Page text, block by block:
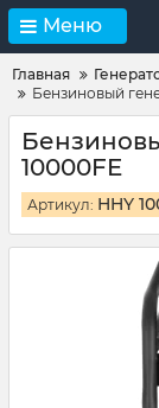
Меню
Главная
Бензиновый
10000FE
Артикул: HHY